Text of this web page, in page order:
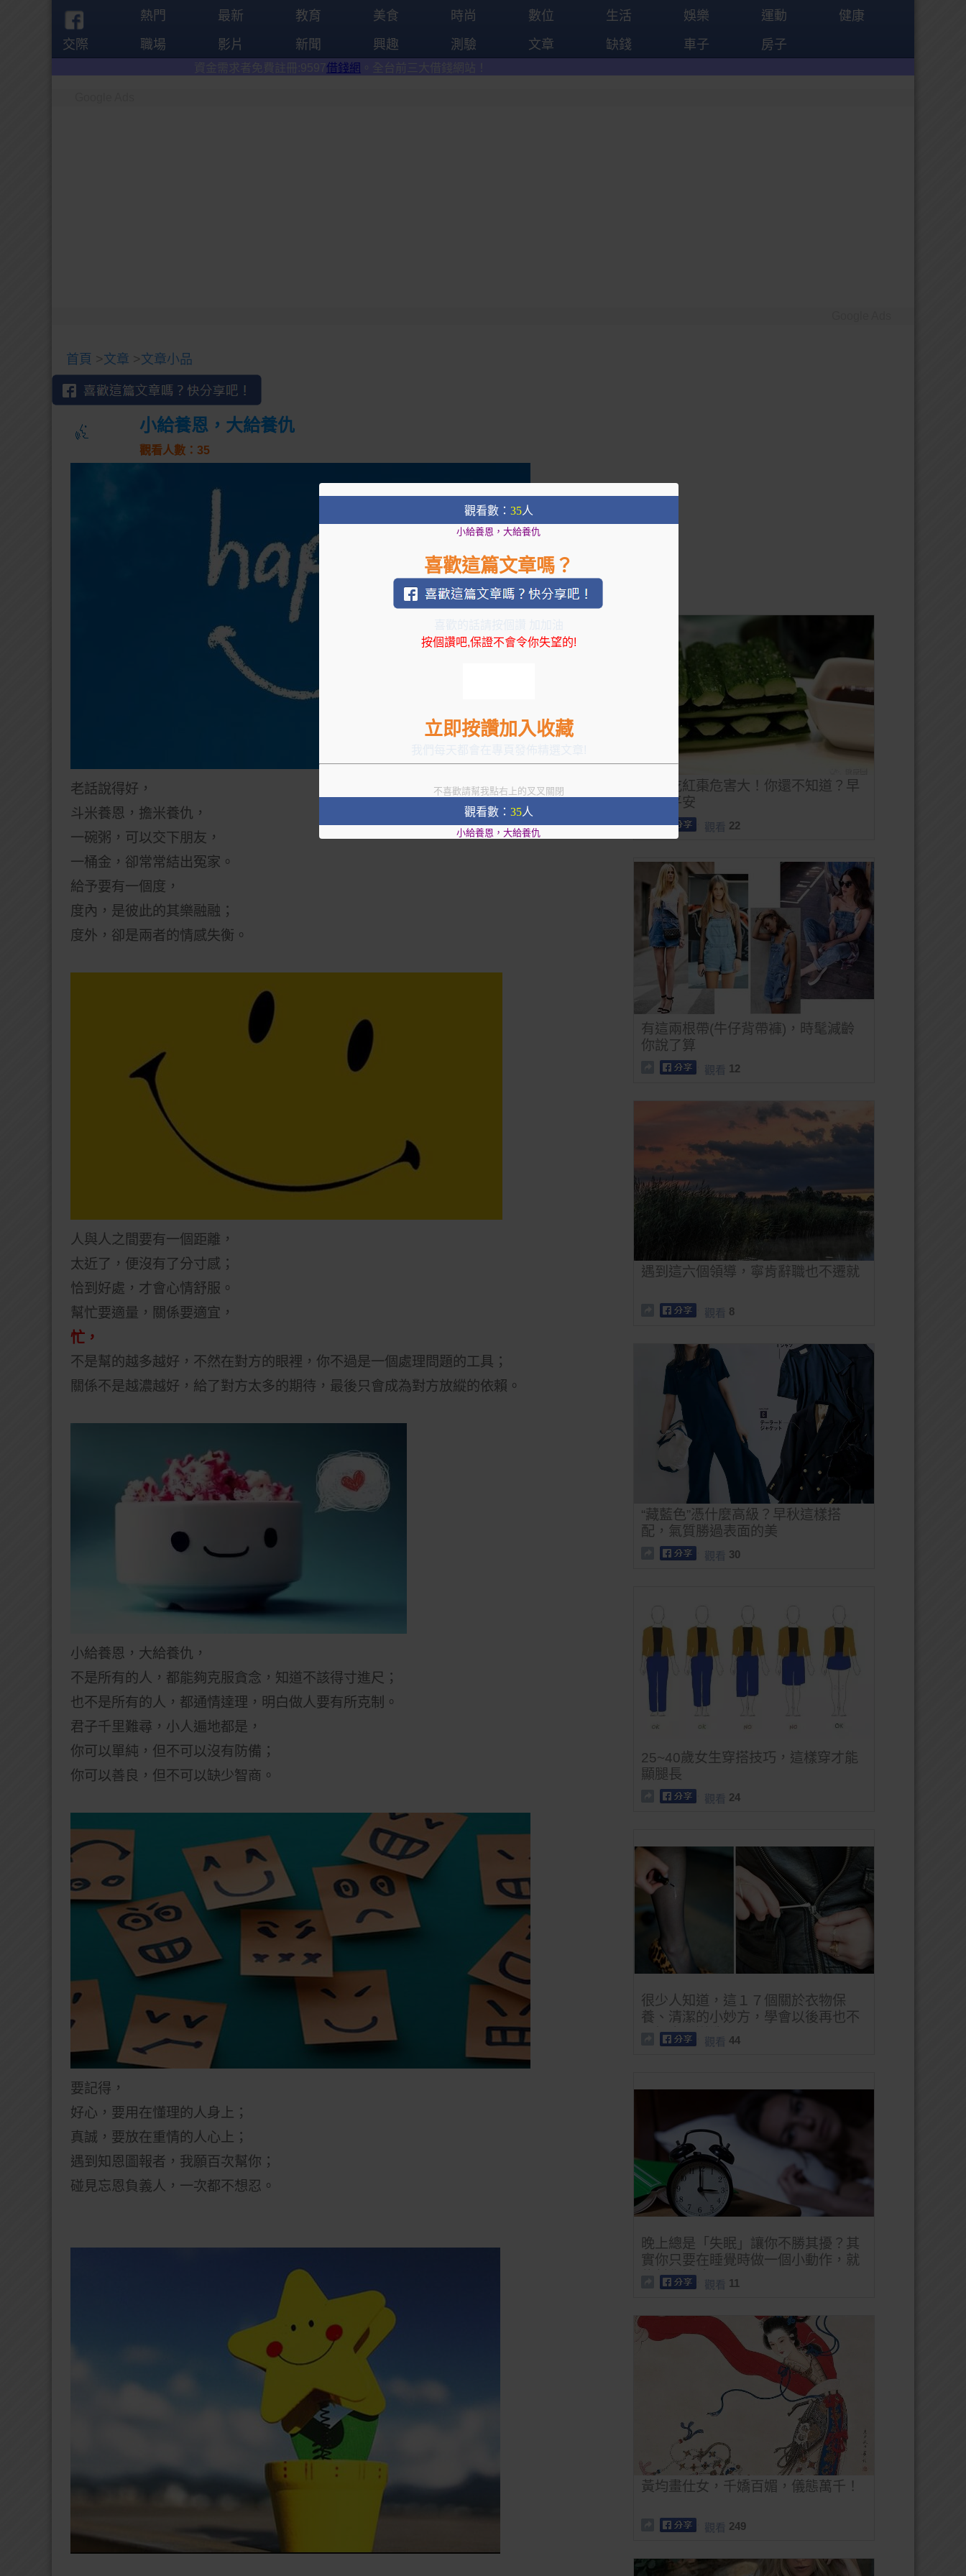
熱門 最新 教育 美食 時尚 數位 生活 娛樂 運動
健康
交際
職場 影片 新聞 興趣 測驗 文章 缺錢 車子 房子
。全台前三大借錢網站！
首頁 >文章 >文章小品
小給養恩，大給養仇
觀看人數：35
老話說得好，
斗米養恩，擔米養仇，
一碗粥，可以交下朋友，
一桶金，卻常常結出冤家。
給予要有一個度，
度內，是彼此的其樂融融；
度外，卻是兩者的情感失衡。
人與人之間要有一個距離，
太近了，便沒有了分寸感；
恰到好處，才會心情舒服。
幫忙要適量，關係要適宜，
忙，
不是幫的越多越好， 不然在對方的眼裡， 你不過是一個處理問題的工具；
關係不是越濃越好， 給了對方太多的期待， 最後只會成為對方放縱的依賴。
小給養恩，大給養仇，
不是所有的人，都能夠克服貪念， 知道不該得寸進尺；
也不是所有的人，都通情達理， 明白做人要有所克制。
君子千里難尋，小人遍地都是，
你可以單純，但不可以沒有防備；
你可以善良，但不可以缺少智商。
要記得，
好心，要用在懂理的人身上；
真誠，要放在重情的人心上；
遇到知恩圖報者，我願百次幫你；
碰見忘恩負義人，一次都不想忍。
這樣吃紅棗危害大！你還不知道？早
看早平安
觀看 22
有這兩根帶(牛仔背帶褲)，時髦減齡
你說了算
觀看 12
遇到這六個領導，寧肯辭職也不遷就
觀看 8
“藏藍色”憑什麼高級？早秋這樣搭
配，氣質勝過表面的美
觀看 30
25~40歲女生穿搭技巧，這樣穿才能
顯腿長
觀看 24
很少人知道，這１７個關於衣物保
養、清潔的小妙方，學會以後再也不
用把衣服送洗了。
觀看 44
晚上總是「失眠」讓你不勝其擾？其
實你只要在睡覺時做一個小動作，就
能幫你快速入睡！
觀看 11
黃均畫仕女，千嬌百媚，儀態萬千！
觀看 249
觀看數： 35人
小給養恩，大給養仇
喜歡這篇文章嗎？
按個讚吧,保證不會令你失望的!
立即按讚加入收藏
不喜歡請幫我點右上的叉叉關閉
觀看數： 35人
小給養恩，大給養仇